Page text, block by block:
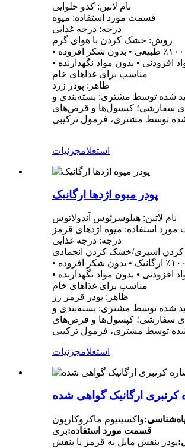
نام لاتین: کدو حلوایی
قسمت مورد استفاده: میوه
درجه: درجه غذایی
روش: خشک کردن با هوای گرم
مشخصات: • ۱۰۰٪ طبیعی • بدون شکر افزوده •
افزودنی • بدون مواد نگهدارنده •
مناسب برای غذاهای خام
ظاهر: پودر زرد
شده توسط مشتری: بسته‌بندی و
سفارشی؛ کپسول‌ها و قرص‌های
شده توسط مشتری، فرمول ترکیبی
استعلامجزئیات
پودر میوه اژدها ارگانیک
نام لاتین: هیلوسرئوس آندولاتوس
استفاده: میوه اژدهای قرمز
درجه: درجه غذایی
اسپری/خشک کردن انجمادی
مشخصات: • ۱۰۰٪ ارگانیک • بدون شکر افزوده •
افزودنی • بدون مواد نگهدارنده •
مناسب برای غذاهای خام
ظاهر: پودر قرمز رز
شده توسط مشتری: بسته‌بندی و
سفارشی؛ کپسول‌ها و قرص‌های
شده توسط مشتری، فرمول ترکیبی
استعلامجزئیات
کرنبری ارگانیک گواهی شده
واکسینیوم ماکروکارپون
قسمت مورد استفاده:بری
پودر بنفش مایل به قرمز یا بنفش